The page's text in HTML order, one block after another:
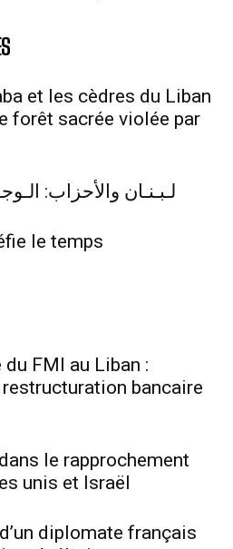
et les cèdres du Liban
forêt sacrée violée par
لـبـنـان والأحزاب:
le temps
FMI au Liban :
bancaire
le rapprochement
unis et Israël
diplomate français